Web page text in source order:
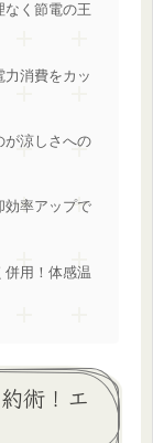
く節電の王
消費をカッ
が涼しさへの
効率アップで
併用！体感温
術！エ